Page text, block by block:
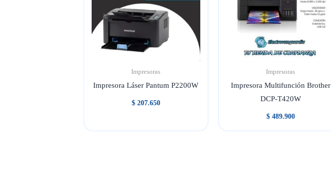
Impresoras
Impresora Láser Pantum P2200W
$207.650
Impresoras
Impresora Multifunción Brother
DCP-T420W
$489.900